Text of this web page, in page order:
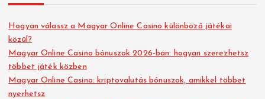
Hogyan válassz a Magyar Online Casino különböző játékai
közül?
Magyar Online Casino bónuszok 2026-ban: hogyan szerezhetsz
többet játék közben
Magyar Online Casino: kriptovalutás bónuszok, amikkel többet
nyerhetsz